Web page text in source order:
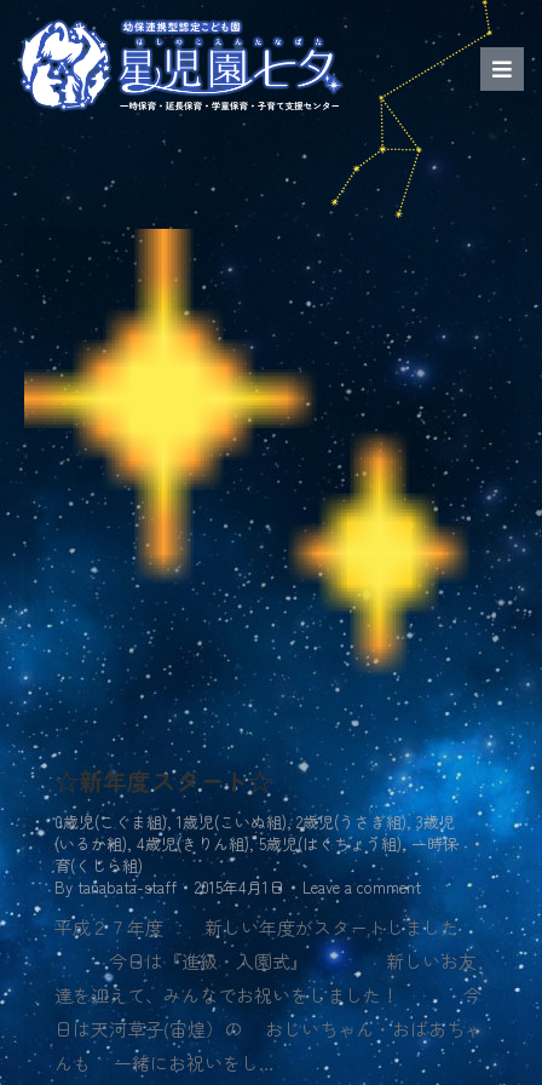
☆新年度スタート☆
0歳児(こぐま組), 1歳児(こいぬ組),2歳児(うさぎ組),3歳児
(いるか組), 4歳児(きりん組),5歳児(はくちょう組),一時保
育(くじら組)
By tanabata-staff 2015年4月1日 Leave a comment
平成２７年度 新しい年度がスタートしました
今日は『進級・入園式』 新しいお友
達を迎えて、みんなでお祝いをしました！ 今
日は天河草子(宙煌）の おじいちゃん・おばあちゃ
んも 一緒にお祝いをし…